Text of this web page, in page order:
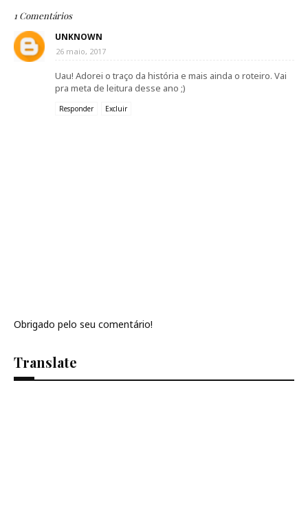
1 Comentários
UNKNOWN
26 maio, 2017
Uau! Adorei o traço da história e mais ainda o roteiro. Vai
pra meta de leitura desse ano ;)
Responder Excluir
Obrigado pelo seu comentário!
Translate